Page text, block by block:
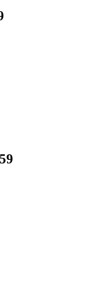
de copy trading
comercial, etc.